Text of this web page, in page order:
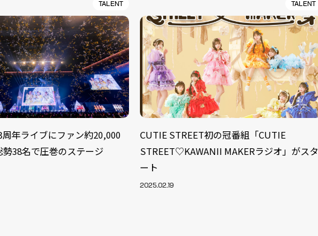
TALENT
周年ライブにファン約20,000
38名で圧巻のステージ
TALENT
CUTIE STREET初の冠番組「CUTIE
STREET♡KAWANII MAKERラジオ」がスタ
ート
2025.02.19